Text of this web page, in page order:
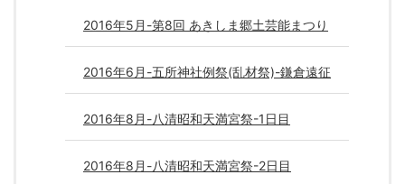
2016年5月-第8回 あきしま郷土芸能まつり
2016年6月-五所神社例祭(乱材祭)-鎌倉遠征
2016年8月-八清昭和天満宮祭-1日目
2016年8月-八清昭和天満宮祭-2日目